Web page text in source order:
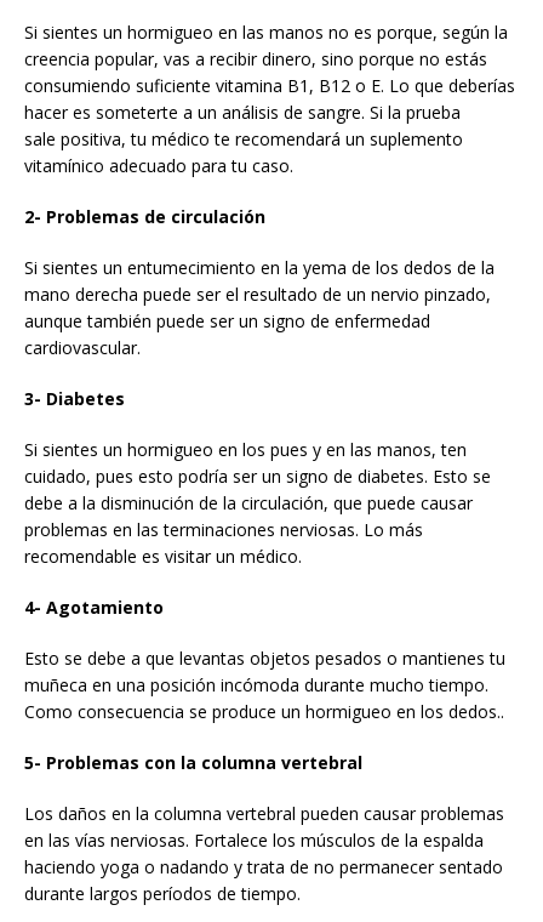
Si sientes un hormigueo en las manos no es porque, según la
creencia popular, vas a recibir dinero, sino porque no estás
consumiendo suficiente vitamina B1, B12 o E. Lo que deberías
hacer es someterte a un análisis de sangre. Si la prueba
sale positiva, tu médico te recomendará un suplemento
vitamínico adecuado para tu caso.
2- Problemas de circulación
Si sientes un entumecimiento en la yema de los dedos de la
mano derecha puede ser el resultado de un nervio pinzado,
aunque también puede ser un signo de enfermedad
cardiovascular.
3- Diabetes
Si sientes un hormigueo en los pues y en las manos, ten
cuidado, pues esto podría ser un signo de diabetes. Esto se
debe a la disminución de la circulación, que puede causar
problemas en las terminaciones nerviosas. Lo más
recomendable es visitar un médico.
4- Agotamiento
Esto se debe a que levantas objetos pesados o mantienes tu
muñeca en una posición incómoda durante mucho tiempo.
Como consecuencia se produce un hormigueo en los dedos..
5- Problemas con la columna vertebral
Los daños en la columna vertebral pueden causar problemas
en las vías nerviosas. Fortalece los músculos de la espalda
haciendo yoga o nadando y trata de no permanecer sentado
durante largos períodos de tiempo.